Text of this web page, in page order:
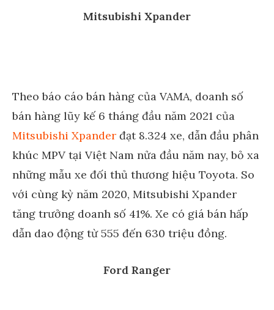
Mitsubishi Xpander
Theo báo cáo bán hàng của VAMA, doanh số
bán hàng lũy kế 6 tháng đầu năm 2021 của
Mitsubishi Xpander đạt 8.324 xe, dẫn đầu phân
khúc MPV tại Việt Nam nửa đầu năm nay, bỏ xa
những mẫu xe đối thủ thương hiệu Toyota. So
với cùng kỳ năm 2020, Mitsubishi Xpander
tăng trưởng doanh số 41%. Xe có giá bán hấp
dẫn dao động từ 555 đến 630 triệu đồng.
Ford Ranger